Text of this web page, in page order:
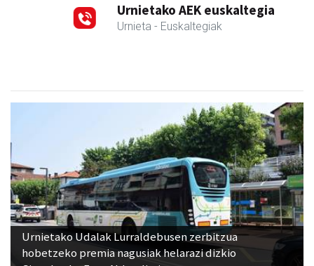
Urnietako AEK euskaltegia
- Euskaltegiak
Urnietako Udalak Lurraldebusen zerbitzua
hobetzeko premia nagusiak helarazi dizkio